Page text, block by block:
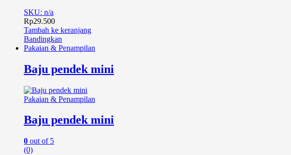
SKU: n/a
Rp29.500
Tambah ke keranjang
Bandingkan
Pakaian & Penampilan
Baju pendek mini
Pakaian & Penampilan
Baju pendek mini
0 out of 5
(0)